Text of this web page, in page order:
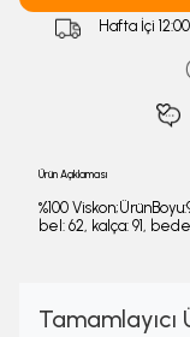
Hafta İçi
Ürün Açıklaması
%100
bel: 62, kalça: 91,
Tamamlayıcı